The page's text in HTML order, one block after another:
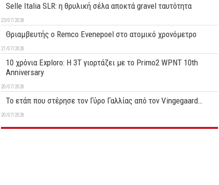
Selle Italia SLR: η θρυλική σέλα αποκτά gravel ταυτότητα
23/07/2026
Θριαμβευτής ο Remco Evenepoel στο ατομικό χρονόμετρο
21/07/2026
10 χρόνια Exploro: Η 3T γιορτάζει με το Primo2 WPNT 10th
Anniversary
20/07/2026
Το ετάπ που στέρησε τον Γύρο Γαλλίας από τον Vingegaard…
20/07/2026